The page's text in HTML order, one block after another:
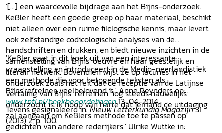
'[...] een waardevolle bijdrage aan het Bijns-onderzoek.
Keßler heeft een goede greep op haar materiaal, beschikt
niet alleen over een ruime filologische kennis, maar levert
ook zelfstandige codicologische analyses van de
handschriften en drukken, en biedt nieuwe inzichten in de
samenstelling van Bijns' oeuvre en haar geestelijk en
literair netwerk. Bovendien wijst ze op lacunes in het
onderzoek zoals het feit dat de receptie van de Latijnse
vertaling van Bijns' refreinen nog steeds nauwelijks
onderzocht is. Ik hoop van harte dat iemand de uitdaging
zal aangaan om Keßlers methode toe te passen op
gedichten van andere rederijkers.' Ulrike Wuttke in:
'Keßler gaat in dit boek uit van een interessante
vraagstelling en introduceert in de Medio-neerlandistiek
een methode die voor betogende teksten als
Bijns'refreinen veelbelovend is.' Anne Reynders op:
www.tntl.nl/boekbeoordelingen13-04-2014
Tevens gesignaleerd in:Nieuw Letterkundig Magazijn31
(2013) 2, p. 100.